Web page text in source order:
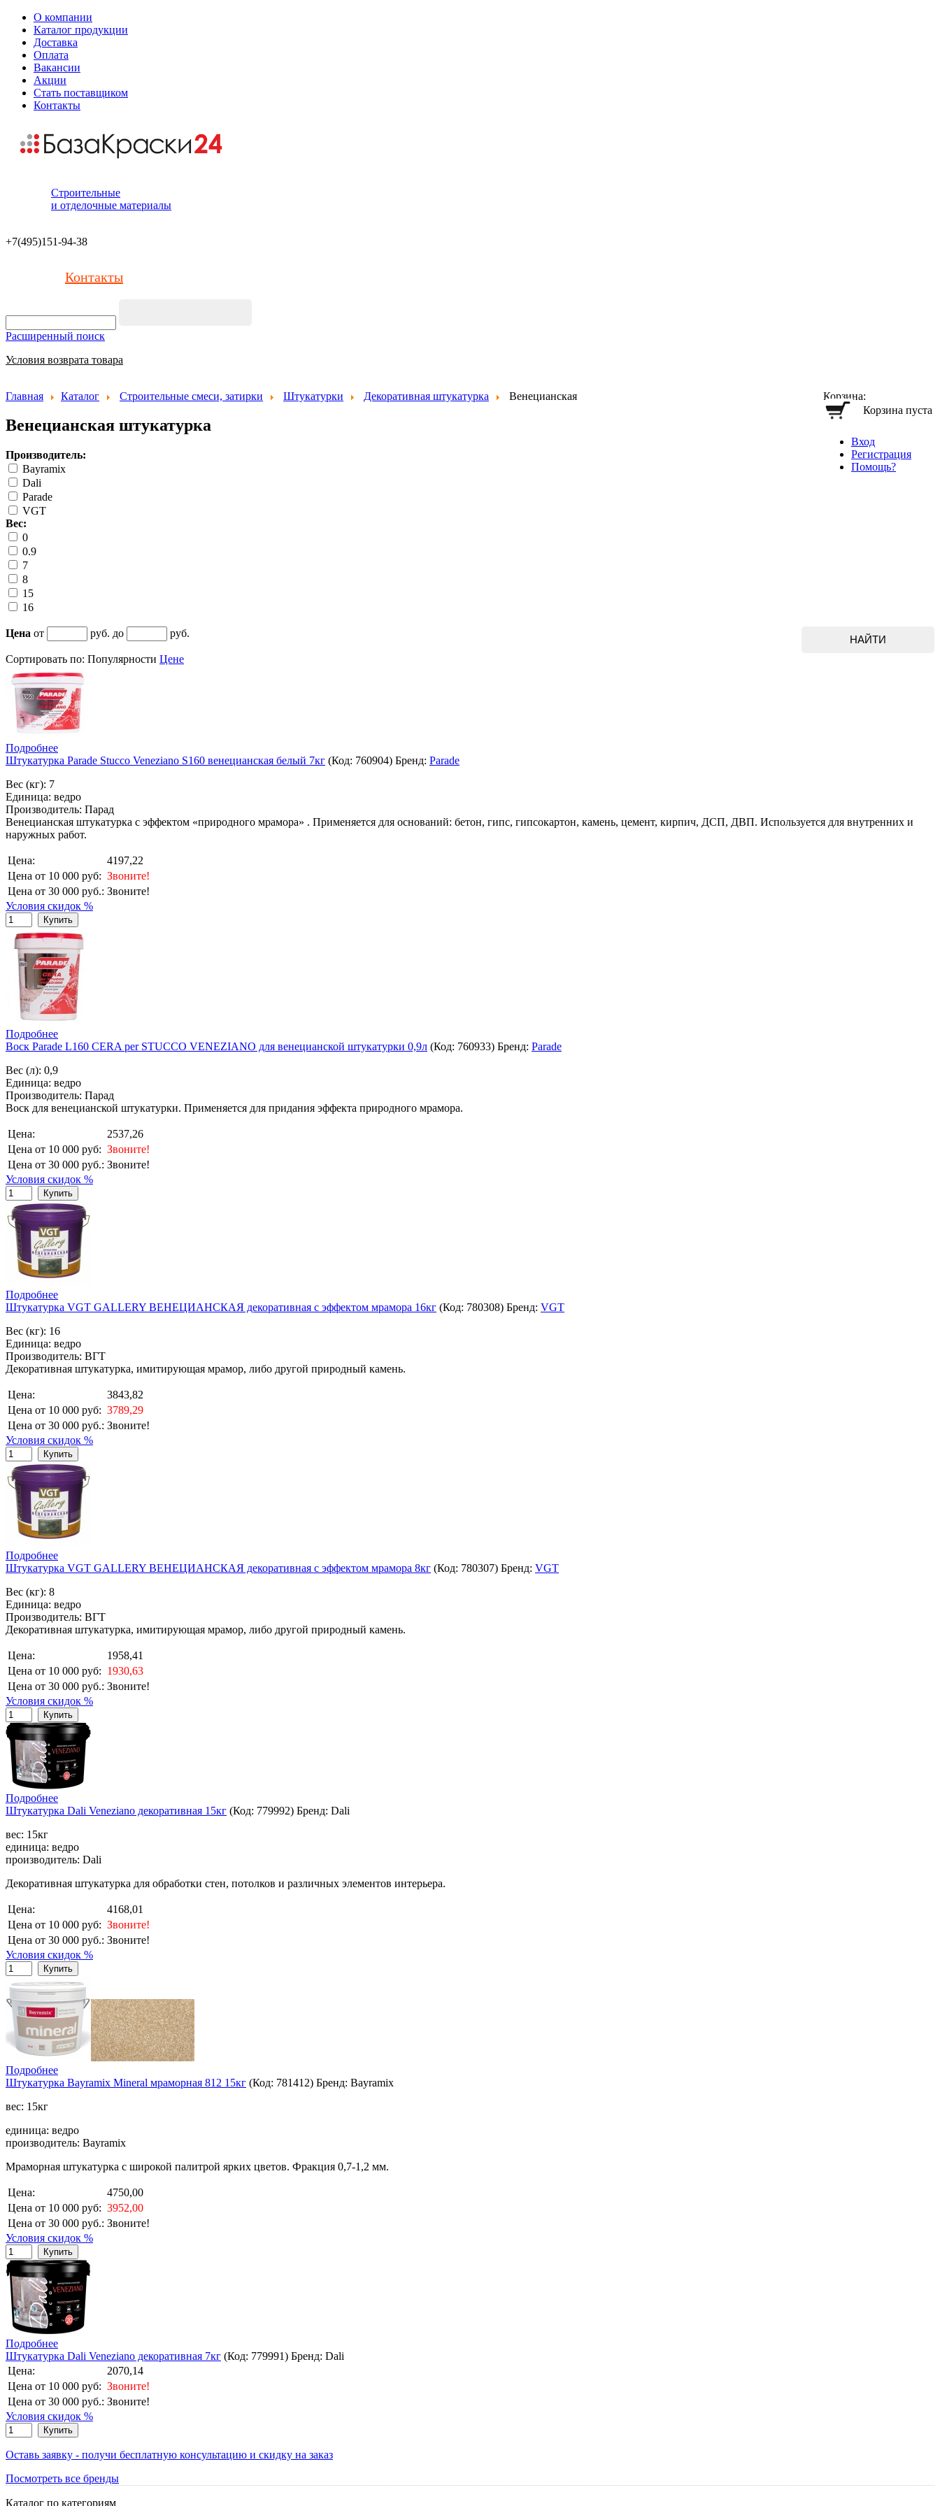
О компании
Каталог продукции
Доставка
Оплата
Вакансии
Акции
Стать поставщиком
Контакты
Строительные
и отделочные материалы
+7(495)151-94-38
Контакты
Расширенный поиск
Условия возврата товара
Корзина:
Корзина пуста
Вход
Регистрация
Помощь?
Главная Каталог Строительные смеси, затирки Штукатурки Декоративная штукатурка Венецианская
Венецианская штукатурка
Производитель:
Bayramix
Dali
Parade
VGT
Вес:
0
0.9
7
8
15
16
Цена от руб. до руб.
Сортировать по: Популярности Цене
Подробнее
Штукатурка Parade Stucco Veneziano S160 венецианская белый 7кг (Код: 760904) Бренд: Parade
Вес (кг): 7
Единица: ведро
Производитель: Парад
Венецианская штукатурка с эффектом «природного мрамора» . Применяется для оснований: бетон, гипс, гипсокартон, камень, цемент, кирпич, ДСП, ДВП. Используется для внутренних и
наружных работ.
Цена:
4197,22
Цена от 10 000 руб: Звоните!
Цена от 30 000 руб.: Звоните!
Условия скидок %
Купить
Подробнее
Воск Parade L160 CERA per STUCCO VENEZIANO для венецианской штукатурки 0,9л (Код: 760933) Бренд: Parade
Вес (л): 0,9
Единица: ведро
Производитель: Парад
Воск для венецианской штукатурки. Применяется для придания эффекта природного мрамора.
Цена:
2537,26
Цена от 10 000 руб: Звоните!
Цена от 30 000 руб.: Звоните!
Условия скидок %
Купить
Подробнее
Штукатурка VGT GALLERY ВЕНЕЦИАНСКАЯ декоративная с эффектом мрамора 16кг (Код: 780308) Бренд: VGT
Вес (кг): 16
Единица: ведро
Производитель: ВГТ
Декоративная штукатурка, имитирующая мрамор, либо другой природный камень.
Цена:
3843,82
Цена от 10 000 руб: 3789,29
Цена от 30 000 руб.: Звоните!
Условия скидок %
Купить
Подробнее
Штукатурка VGT GALLERY ВЕНЕЦИАНСКАЯ декоративная с эффектом мрамора 8кг (Код: 780307) Бренд: VGT
Вес (кг): 8
Единица: ведро
Производитель: ВГТ
Декоративная штукатурка, имитирующая мрамор, либо другой природный камень.
Цена:
1958,41
Цена от 10 000 руб: 1930,63
Цена от 30 000 руб.: Звоните!
Условия скидок %
Купить
Подробнее
Штукатурка Dali Veneziano декоративная 15кг (Код: 779992) Бренд: Dali
вес: 15кг
единица: ведро
производитель: Dali
Декоративная штукатурка для обработки стен, потолков и различных элементов интерьера.
Цена:
4168,01
Цена от 10 000 руб: Звоните!
Цена от 30 000 руб.: Звоните!
Условия скидок %
Купить
Подробнее
Штукатурка Bayramix Mineral мраморная 812 15кг (Код: 781412) Бренд: Bayramix
вес: 15кг
единица: ведро
производитель: Bayramix
Мраморная штукатурка с широкой палитрой ярких цветов. Фракция 0,7-1,2 мм.
Цена:
4750,00
Цена от 10 000 руб: 3952,00
Цена от 30 000 руб.: Звоните!
Условия скидок %
Купить
Подробнее
Штукатурка Dali Veneziano декоративная 7кг (Код: 779991) Бренд: Dali
Цена:
2070,14
Цена от 10 000 руб: Звоните!
Цена от 30 000 руб.: Звоните!
Условия скидок %
Купить
Оставь заявку - получи бесплатную консультацию и скидку на заказ
Посмотреть все бренды
Каталог по категориям